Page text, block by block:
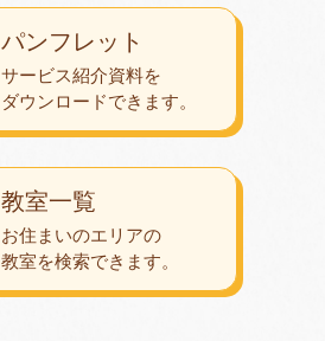
教室一覧
お住まいのエリアの
教室を検索できます。
パンフレット
サービス紹介資料を
ダウンロードできます。